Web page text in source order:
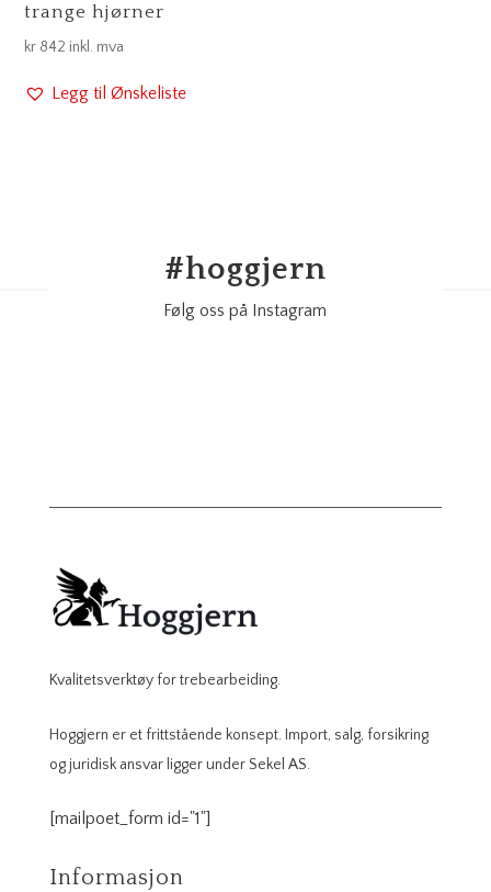
trange hjørner
kr 842 inkl. mva
Legg til Ønskeliste
#hoggjern
Følg oss på Instagram
Kvalitetsverktøy for trebearbeiding.
Hoggjern er et frittstående konsept. Import, salg, forsikring
og juridisk ansvar ligger under Sekel AS.
[mailpoet_form id="1"]
Informasjon